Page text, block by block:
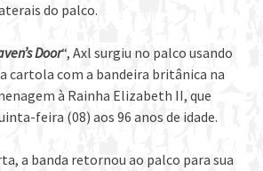
do palco.
Door“, Axl surgiu no palco usando
cartola com a bandeira britânica na
à Rainha Elizabeth II, que
feira (08) aos 96 anos de idade.
a banda retornou ao palco para sua